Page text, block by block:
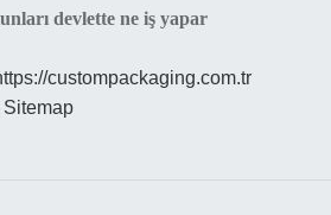
devlette ne iş yapar
custompackaging.com.tr
Sitemap